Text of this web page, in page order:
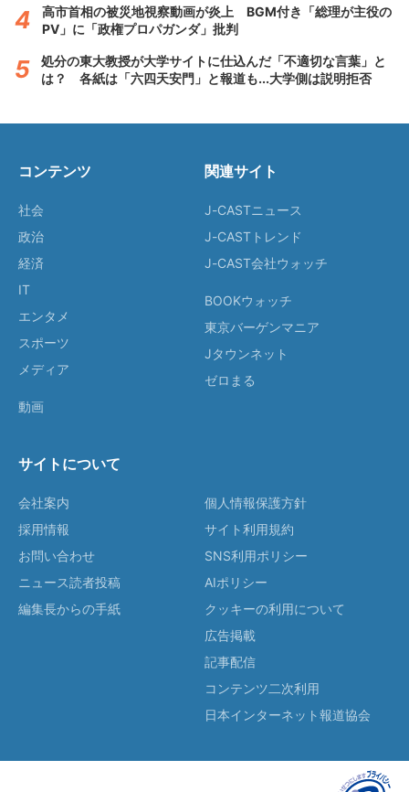
高市首相の被災地視察動画が炎上 BGM付き「総理が主役の
PV」に「政権プロパガンダ」批判
処分の東大教授が大学サイトに仕込んだ「不適切な言葉」と
は？ 各紙は「六四天安門」と報道も...大学側は説明拒否
コンテンツ
社会
政治
経済
IT
エンタメ
スポーツ
メディア
動画
関連サイト
J-CASTニュース
J-CASTトレンド
J-CAST会社ウォッチ
BOOKウォッチ
東京バーゲンマニア
Jタウンネット
ゼロまる
サイトについて
会社案内
採用情報
お問い合わせ
ニュース読者投稿
編集長からの手紙
個人情報保護方針
サイト利用規約
SNS利用ポリシー
AIポリシー
クッキーの利用について
広告掲載
記事配信
コンテンツ二次利用
日本インターネット報道協会